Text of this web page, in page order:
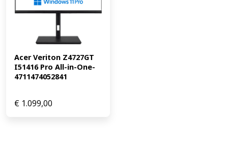
Acer Veriton Z4727GT
I51416 Pro All-in-One-
4711474052841
€ 1.099,00